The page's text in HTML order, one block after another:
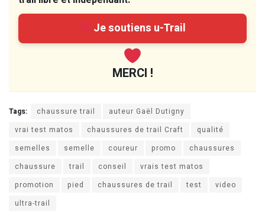
Je soutiens u-Trail
MERCI !
Tags: chaussure trail
auteur Gaël Dutigny
vrai test matos
chaussures de trail Craft
qualité
semelles
semelle coureur promo
chaussures
chaussure
trail conseil
vrais test matos
promotion
pied chaussures de trail test
video
ultra-trail